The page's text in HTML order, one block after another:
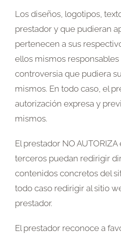
Los diseños, logotipos,
prestador y que pudieran
pertenecen a sus
ellos mismos
controversia que pudiera
mismos. En todo caso, el
autorización expresa y
mismos.
El prestador NO
terceros puedan redirigir
contenidos concretos del
todo caso redirigir al sitio
prestador.
El prestador reconoce a